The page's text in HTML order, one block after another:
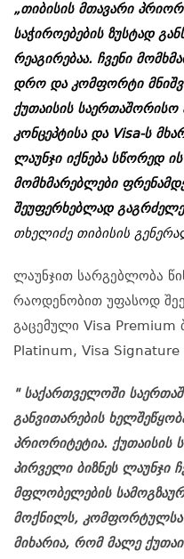
„თიბისის მთავარი
საჭიროებების ზუსტად
რეაგირებაა. ჩვენი
დრო და კომფორტი
ქუთაისის
კონცეპტისა და Visa-ს
ლაუნჯი იქნება სწორედ
მომხმარებლები
შეუფერხებლად
თხელიძე თიბისის
ლაუნჯით სარგებლობა
რაოდენობით უფასოდ
გაცემული Visa
Platinum, Visa
" საქართველოში
განვითარების
პრიორიტეტია. ქუთაისის
პირველი ბიზნეს ლაუნჯი
მფლობელების
მოქნილს, კომფორტულსა
მიხარია, რომ მალე